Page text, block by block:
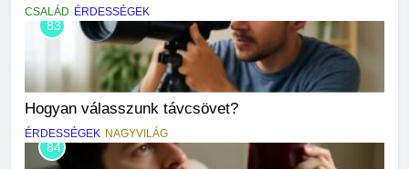
CSALÁD ÉRDESSÉGEK
83
Hogyan válasszunk távcsövet?
ÉRDESSÉGEK NAGYVILÁG
84